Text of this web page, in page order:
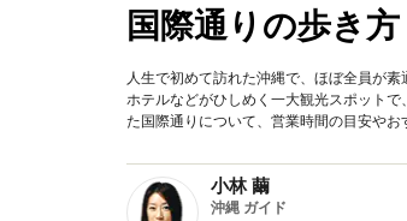
国際通りの歩き
人生で初めて訪れた沖縄で、ほぼ全員が
ホテルなどがひしめく一大観光スポット
た国際通りについて、営業時間の目安やお
小林 繭
沖縄 ガイド